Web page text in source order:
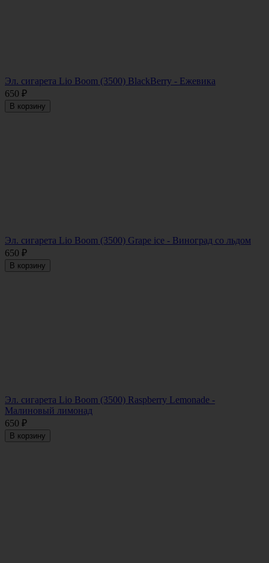
Эл. сигарета Lio Boom (3500) BlackBerry - Ежевика
650 ₽
В корзину
Эл. сигарета Lio Boom (3500) Grape ice - Виноград со льдом
650 ₽
В корзину
Эл. сигарета Lio Boom (3500) Raspberry Lemonade -
Малиновый лимонад
650 ₽
В корзину